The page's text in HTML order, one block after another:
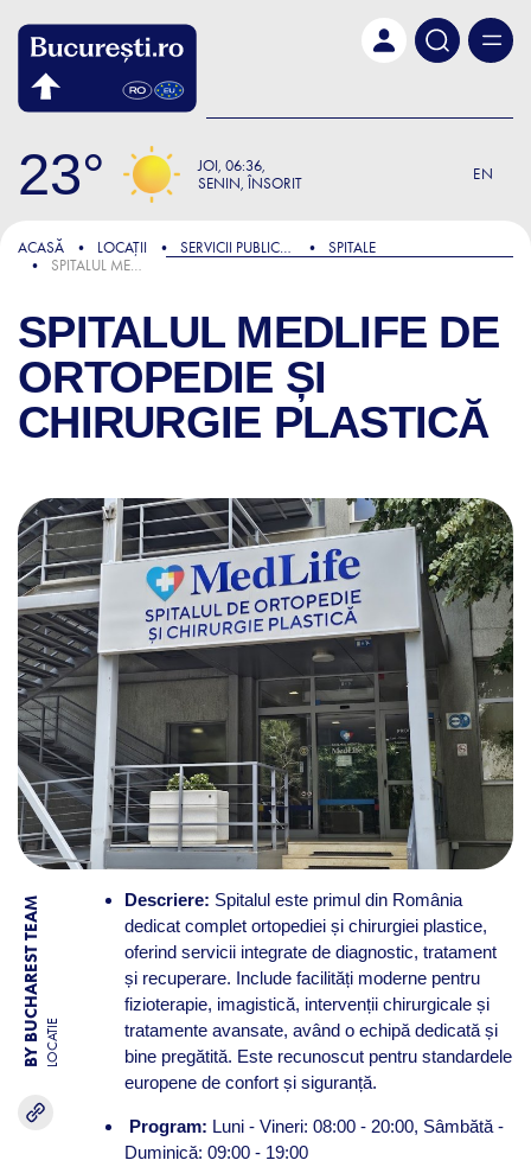
23 JOI 06:36
SENIN, ÎNSORIT
EN
ACASĂ LOCAȚII SERVICII PUBLICE ȘI ADMINISTRATIVE
SPITALE
SPITALUL MEDLIFE DE ORTOPEDIE ȘI CHIRURGIE PLASTICĂ
SPITALUL MEDLIFE DE
ORTOPEDIE ȘI
CHIRURGIE PLASTICĂ
BY BUCHAREST TEAM LOCATIE
Descriere: Spitalul este primul din România
dedicat complet ortopediei și chirurgiei plastice,
oferind servicii integrate de diagnostic, tratament
și recuperare. Include facilități moderne pentru
fizioterapie, imagistică, intervenții chirurgicale și
tratamente avansate, având o echipă dedicată și
bine pregătită. Este recunoscut pentru standardele
europene de confort și siguranță.
Program: Luni - Vineri: 08:00 - 20:00, Sâmbătă -
Duminică: 09:00 - 19:00